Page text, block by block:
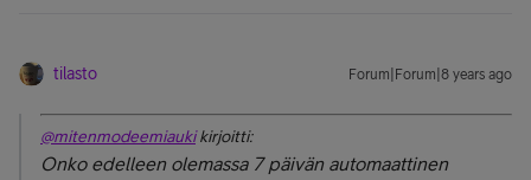
tilasto Forum|Forum|8 years ago
@mitenmodeemiaukikirjoitti:
Onko edelleen olemassa 7 päivän automaattinen